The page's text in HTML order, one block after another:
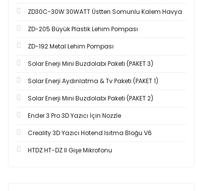
ZD30C-30W 30WATT Üstten Somunlu Kalem Havya
ZD-205 Büyük Plastik Lehim Pompası
ZD-192 Metal Lehim Pompası
Solar Enerji Mini Buzdolabı Paketi (PAKET 3)
Solar Enerji Aydınlatma & Tv Paketi (PAKET 1)
Solar Enerji Mini Buzdolabı Paketi (PAKET 2)
Ender 3 Pro 3D Yazıcı İçin Nozzle
Creality 3D Yazıcı Hotend Isıtma Bloğu V6
HTDZ HT-DZ II Gişe Mikrofonu